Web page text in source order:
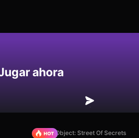
ahora
Hidden Object: Street Of Secrets